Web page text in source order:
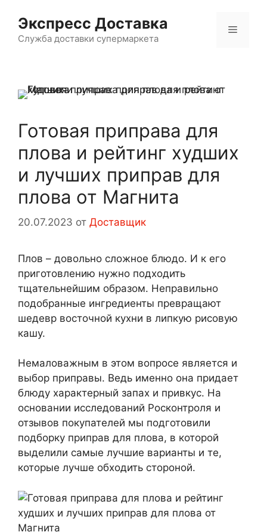
содержимому
Экспресс Доставка
Служба доставки супермаркета
Меню
Готовая приправа для
плова и рейтинг худших
и лучших приправ для
плова от Магнита
20.07.2023 от Доставщик
Плов – довольно сложное блюдо. И к его
приготовлению нужно подходить
тщательнейшим образом. Неправильно
подобранные ингредиенты превращают
шедевр восточной кухни в липкую рисовую
кашу.
Немаловажным в этом вопросе является и
выбор приправы. Ведь именно она придает
блюду характерный запах и привкус. На
основании исследований Росконтроля и
отзывов покупателей мы подготовили
подборку приправ для плова, в которой
выделили самые лучшие варианты и те,
которые лучше обходить стороной.